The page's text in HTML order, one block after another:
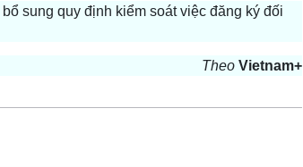
sung quy định kiểm soát việc đăng ký đối
Theo Vietnam+